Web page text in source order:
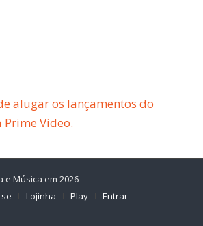
alugar os lançamentos do
Prime Video.
e Música em 2026
Lojinha Play Entrar